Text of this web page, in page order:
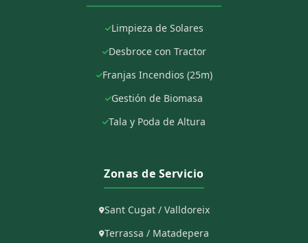
Limpieza de Solares
Desbroce con Tractor
Franjas Incendios (25m)
Gestión de Biomasa
Tala y Poda de Altura
Zonas de Servicio
Sant Cugat / Valldoreix
Terrassa / Matadepera